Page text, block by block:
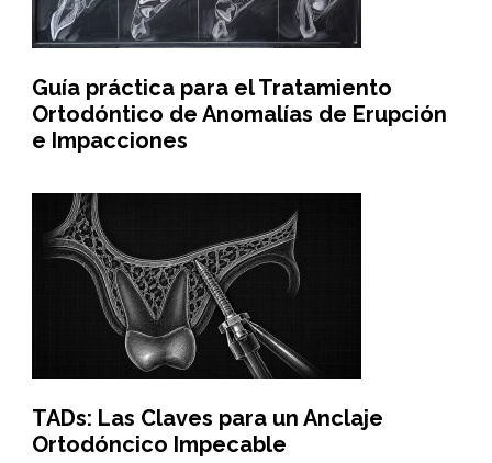
Guía práctica para el Tratamiento
Ortodóntico de Anomalías de Erupción
e Impacciones
TADs: Las Claves para un Anclaje
Ortodóncico Impecable